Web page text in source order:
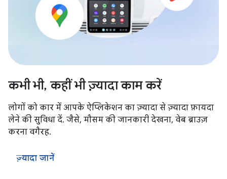
कभी भी, कहीं भी ज़्यादा काम करें
लोगों को कार में आपके ऐप्लिकेशन का ज़्यादा से ज़्यादा फ़ायदा
लेने की सुविधा दें. जैसे, मौसम की जानकारी देखना, वेब ब्राउज़
करना वगैरह.
ज़्यादा जानें